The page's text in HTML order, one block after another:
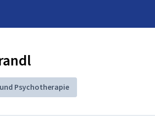
Psychotherapie